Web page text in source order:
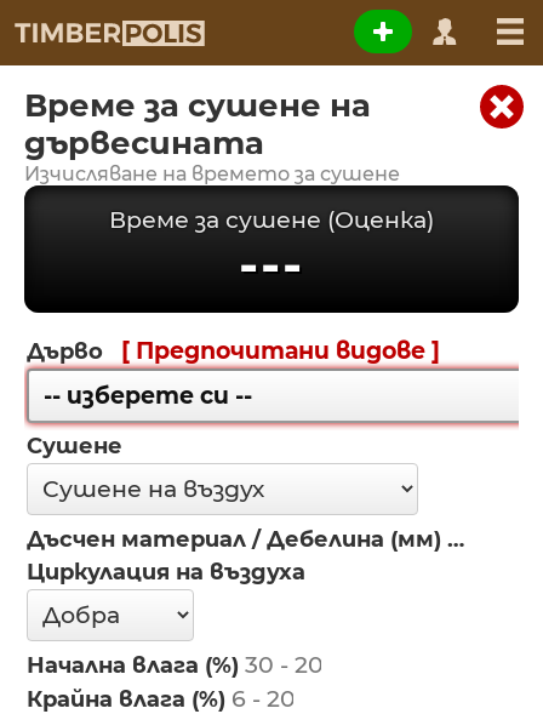
Време за сушене на
дървесината
Изчисляване на времето за сушене
Време за сушене (Оценка)
---
Дърво [ Предпочитани видове ]
Сушене
Дъсчен материал / Дебелина (мм)
Циркулация на въздуха
Начална влага (%)
Крайна влага (%)